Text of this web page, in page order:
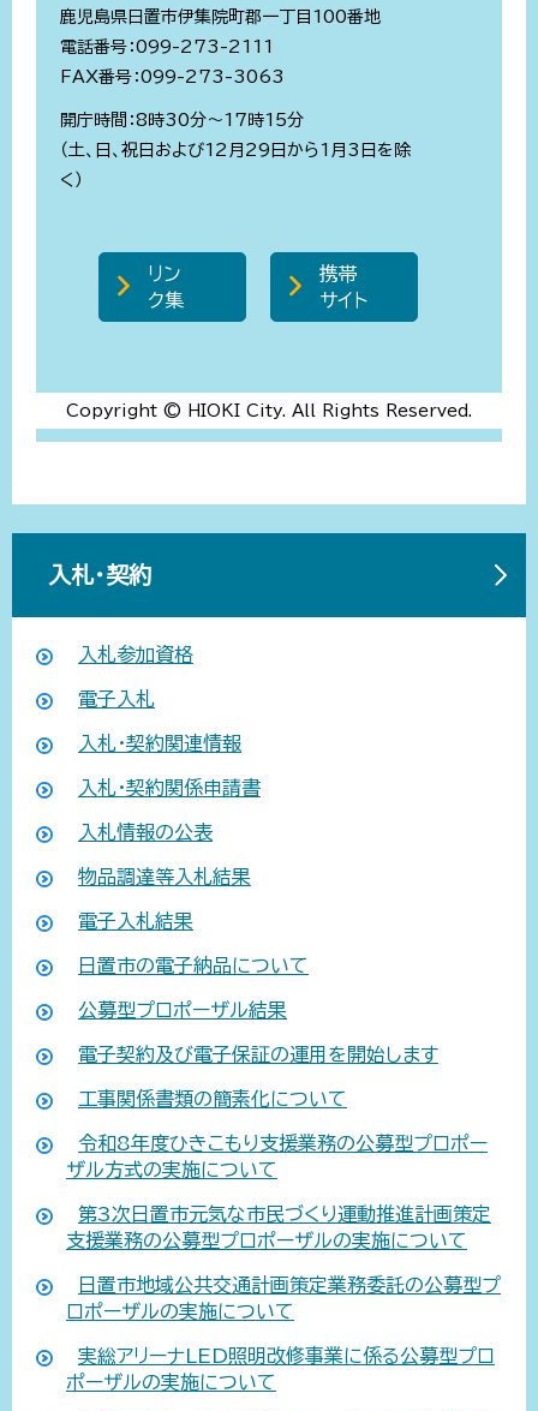
鹿児島県日置市伊集院町郡一丁目100番地
電話番号：099-273-2111
FAX番号：099-273-3063
開庁時間：8時30分～17時15分
（土、日、祝日および12月29日から1月3日を除
く）
リン
ク集
携帯
サイト
Copyright © HIOKI City. All Rights Reserved.
入札・契約
入札参加資格
電子入札
入札・契約関連情報
入札・契約関係申請書
入札情報の公表
物品調達等入札結果
電子入札結果
日置市の電子納品について
公募型プロポーザル結果
電子契約及び電子保証の運用を開始します
工事関係書類の簡素化について
令和8年度ひきこもり支援業務の公募型プロポー
ザル方式の実施について
第3次日置市元気な市民づくり運動推進計画策定
支援業務の公募型プロポーザルの実施について
日置市地域公共交通計画策定業務委託の公募型プ
ロポーザルの実施について
実総アリーナLED照明改修事業に係る公募型プロ
ポーザルの実施について